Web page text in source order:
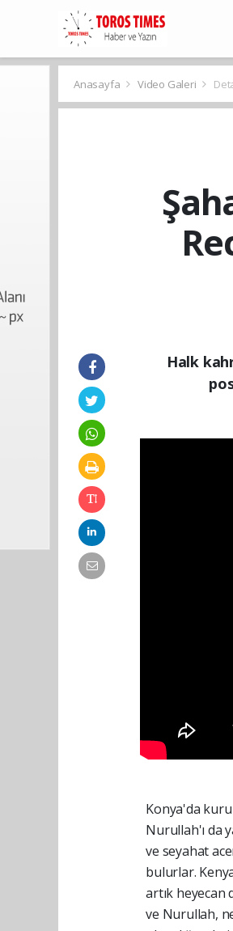
Anasayfa Video Galeri
Halk
Konya'da
Nurullah'ı da
ve seyahat
bulurlar.
artık heyecan
ve Nurullah,